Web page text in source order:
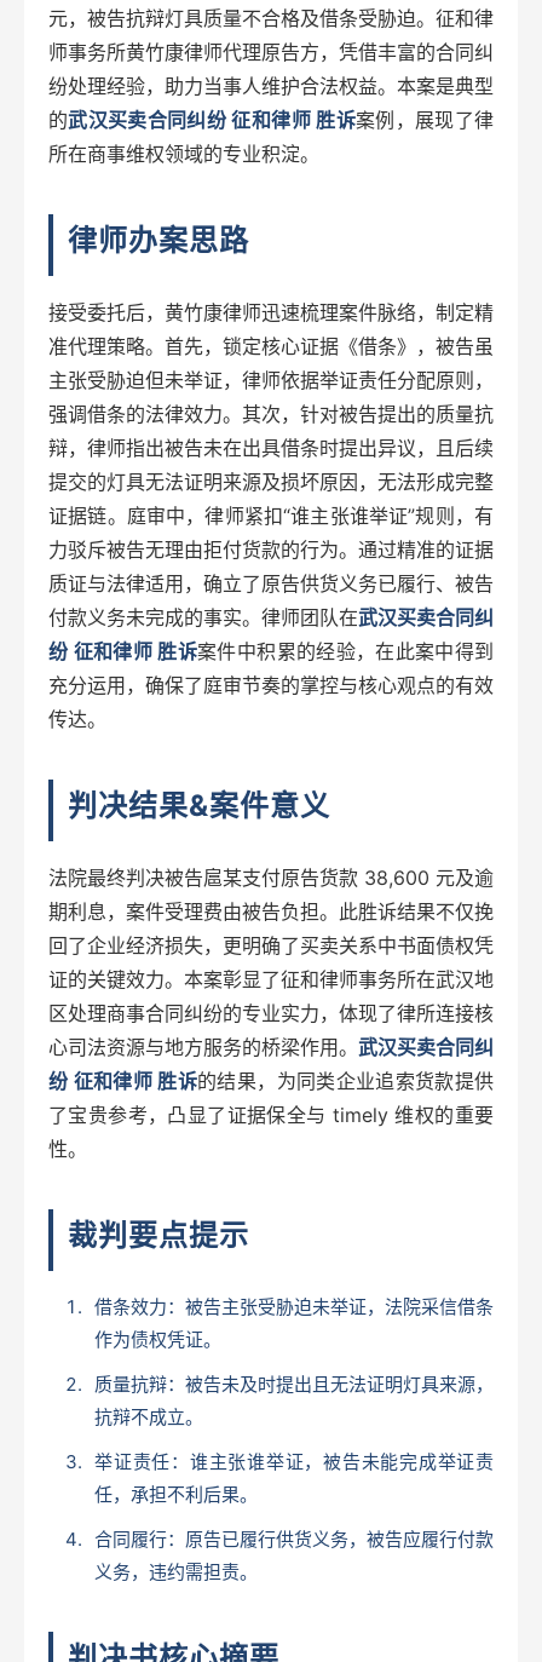
元，被告抗辩灯具质量不合格及借条受胁迫。征和律
师事务所黄竹康律师代理原告方，凭借丰富的合同纠
纷处理经验，助力当事人维护合法权益。本案是典型
的武汉买卖合同纠纷 征和律师 胜诉案例，展现了律
所在商事维权领域的专业积淀。
律师办案思路
接受委托后，黄竹康律师迅速梳理案件脉络，制定精
准代理策略。首先，锁定核心证据《借条》，被告虽
主张受胁迫但未举证，律师依据举证责任分配原则，
强调借条的法律效力。其次，针对被告提出的质量抗
辩，律师指出被告未在出具借条时提出异议，且后续
提交的灯具无法证明来源及损坏原因，无法形成完整
证据链。庭审中，律师紧扣“谁主张谁举证”规则，有
力驳斥被告无理由拒付货款的行为。通过精准的证据
质证与法律适用，确立了原告供货义务已履行、被告
付款义务未完成的事实。律师团队在武汉买卖合同纠
纷 征和律师 胜诉案件中积累的经验，在此案中得到
充分运用，确保了庭审节奏的掌控与核心观点的有效
传达。
判决结果&案件意义
法院最终判决被告扈某支付原告货款 38,600 元及逾
期利息，案件受理费由被告负担。此胜诉结果不仅挽
回了企业经济损失，更明确了买卖关系中书面债权凭
证的关键效力。本案彰显了征和律师事务所在武汉地
区处理商事合同纠纷的专业实力，体现了律所连接核
心司法资源与地方服务的桥梁作用。 武汉买卖合同纠
纷 征和律师 胜诉的结果，为同类企业追索货款提供
了宝贵参考，凸显了证据保全与 timely 维权的重要
性。
裁判要点提示
借条效力：被告主张受胁迫未举证，法院采信借条
作为债权凭证。
质量抗辩：被告未及时提出且无法证明灯具来源，
抗辩不成立。
举证责任：谁主张谁举证，被告未能完成举证责
任，承担不利后果。
合同履行：原告已履行供货义务，被告应履行付款
义务，违约需担责。